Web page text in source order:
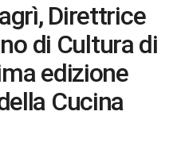
Direttrice
di Cultura di
edizione
Cucina